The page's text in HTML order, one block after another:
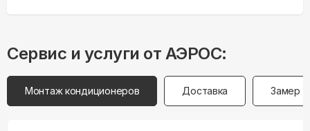
Сервис и услуги от АЭРОС:
Монтаж кондиционеров Доставка Замер